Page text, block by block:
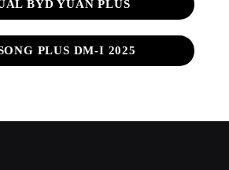
BYD YUAN PLUS
PLUS DM-I 2025